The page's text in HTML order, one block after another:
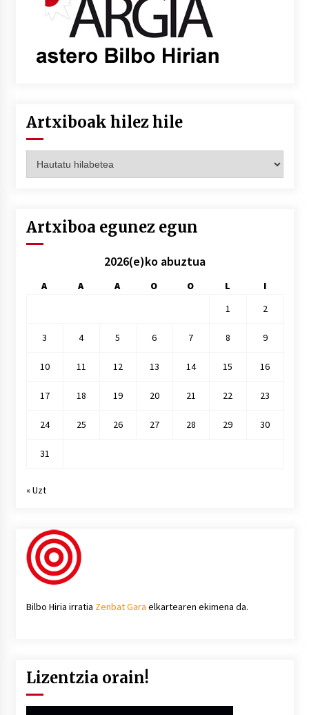
Artxiboak hilez hile
hilez
Artxiboa egunez egun
2026(e)ko abuztua
A A A O O L
I
1
2
3 4 5 6 7 8 9
10 11 12 13 14 15 16
17 18 19 20 21 22 23
24 25 26 27 28 29 30
31
« Uzt
Bilbo Hiria irratia Zenbat Gara elkartearen ekimena da.
Lizentzia orain!